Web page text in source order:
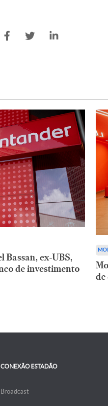
Bassan, ex-UBS,
de investimento
de
CONEXÃO ESTADÃO
Broadcast